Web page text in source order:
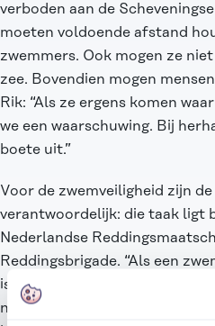
verboden aan de
moeten voldoende afstand
zwemmers. Ook mogen ze
zee. Bovendien mogen
Rik: “Als ze ergens komen
we een waarschuwing. Bij
boete uit.”
Voor de zwemveiligheid zijn de
verantwoordelijk: die taak ligt
Nederlandse
Reddingsbrigade. “Als een
is, worden zij gebeld”, zegt
natuurlijk niet dat wij iemand